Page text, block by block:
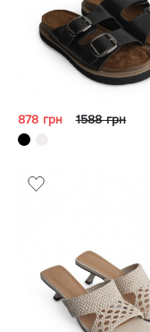
878 грн 1588 грн